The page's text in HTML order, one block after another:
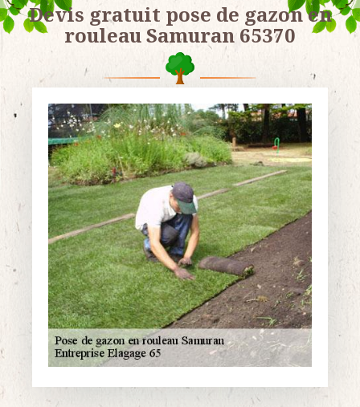
Devis gratuit pose de gazon en
rouleau Samuran 65370